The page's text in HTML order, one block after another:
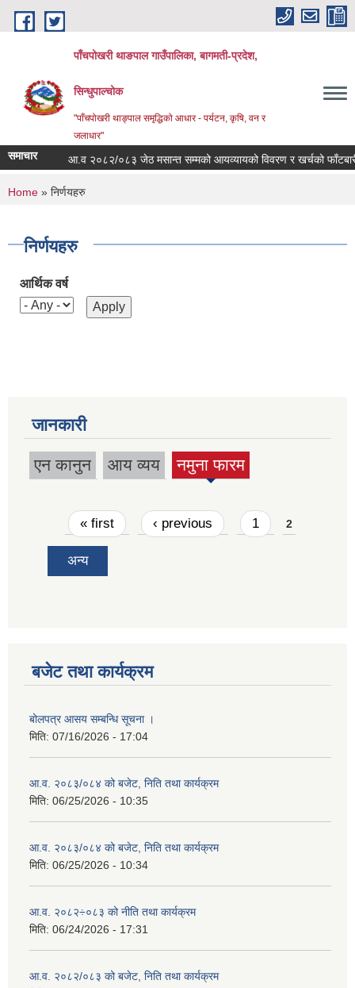
Skip to main content
पाँचपोखरी थाङपाल गाउँपालिका, बागमती-प्रदेश,
सिन्धुपाल्चोक
"पाँचपोखरी थाङ्पाल समृद्धिको आधार - पर्यटन, कृषि, वन र
जलाधार"
समाचार आ.व २०८२/०८३ जेठ मसान्त सम्मको आयव्यायको विवरण र खर्चको फाँटबारी ।
You are here
Home » निर्णयहरु
निर्णयहरु
आर्थिक वर्ष
जानकारी
एन कानुन आय व्यय नमुना फारम
(active
Pages
« first ‹ previous 1 2
अन्य
बजेट तथा कार्यक्रम
बोलपत्र आसय सम्बन्धि सूचना ।
मिति: 07/16/2026 - 17:04
आ.व. २०८३/०८४ को बजेट, निति तथा कार्यक्रम
मिति: 06/25/2026 - 10:35
आ.व. २०८३/०८४ को बजेट, निति तथा कार्यक्रम
मिति: 06/25/2026 - 10:34
आ.व. २०८२÷०८३ को नीति तथा कार्यक्रम
मिति: 06/24/2026 - 17:31
आ.व. २०८२/०८३ को बजेट, निति तथा कार्यक्रम